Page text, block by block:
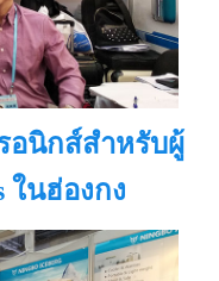
อนิกส์สำหรับผู้
ในฮ่องกง